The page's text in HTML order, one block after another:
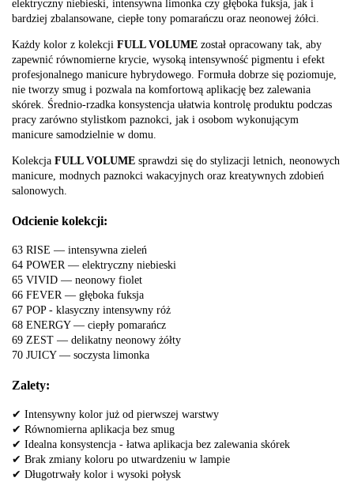
elektryczny niebieski, intensywna limonka czy głęboka fuksja, jak i
bardziej zbalansowane, ciepłe tony pomarańczu oraz neonowej żółci.
Każdy kolor z kolekcji FULL VOLUME został opracowany tak, aby
zapewnić równomierne krycie, wysoką intensywność pigmentu i efekt
profesjonalnego manicure hybrydowego. Formuła dobrze się poziomuje,
nie tworzy smug i pozwala na komfortową aplikację bez zalewania
skórek. Średnio-rzadka konsystencja ułatwia kontrolę produktu podczas
pracy zarówno stylistkom paznokci, jak i osobom wykonującym
manicure samodzielnie w domu.
Kolekcja FULL VOLUME sprawdzi się do stylizacji letnich, neonowych
manicure, modnych paznokci wakacyjnych oraz kreatywnych zdobień
salonowych.
Odcienie kolekcji:
63 RISE — intensywna zieleń
64 POWER — elektryczny niebieski
65 VIVID — neonowy fiolet
66 FEVER — głęboka fuksja
67 POP - klasyczny intensywny róż
68 ENERGY — ciepły pomarańcz
69 ZEST — delikatny neonowy żółty
70 JUICY — soczysta limonka
Zalety:
✔ Intensywny kolor już od pierwszej warstwy
✔ Równomierna aplikacja bez smug
✔ Idealna konsystencja - łatwa aplikacja bez zalewania skórek
✔ Brak zmiany koloru po utwardzeniu w lampie
✔ Długotrwały kolor i wysoki połysk